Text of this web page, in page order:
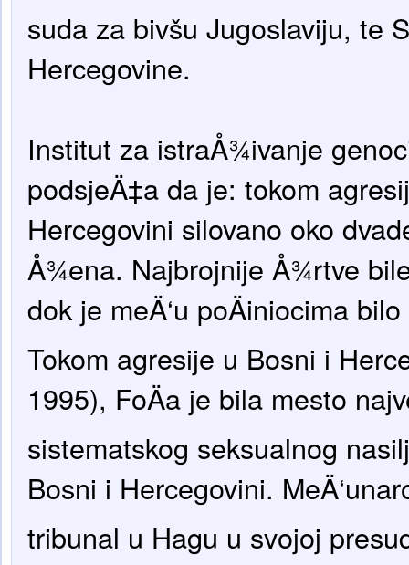
suda za bivšu Jugoslaviju, te
Hercegovine.
Institut za istraÅ¾ivanje
podsjeÄ‡a da je: tokom
Hercegovini silovano oko
Å¾ena. Najbrojnije Å¾rtve
dok je meÄ‘u poÄiniocima
Tokom agresije u Bosni i
1995), FoÄa je bila mesto
sistematskog seksualnog
Bosni i Hercegovini.
tribunal u Hagu u svojoj